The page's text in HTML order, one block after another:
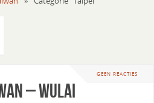
GEEN REACTIES
– Wulai